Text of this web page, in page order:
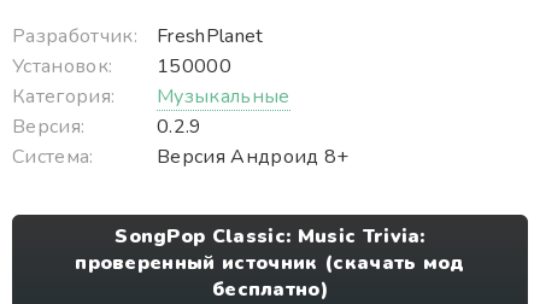
Разработчик:
FreshPlanet
Установок:
150000
Категория:
Музыкальные
Версия:
0.2.9
Система:
Версия Андроид 8+
SongPop Classic: Music Trivia:
проверенный источник (скачать мод
бесплатно)